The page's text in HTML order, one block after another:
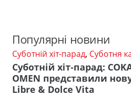
Популярні новини
Суботній хіт-парад, Суботня
Суботній хіт-парад:
OMEN представили
Libre & Dolce Vita